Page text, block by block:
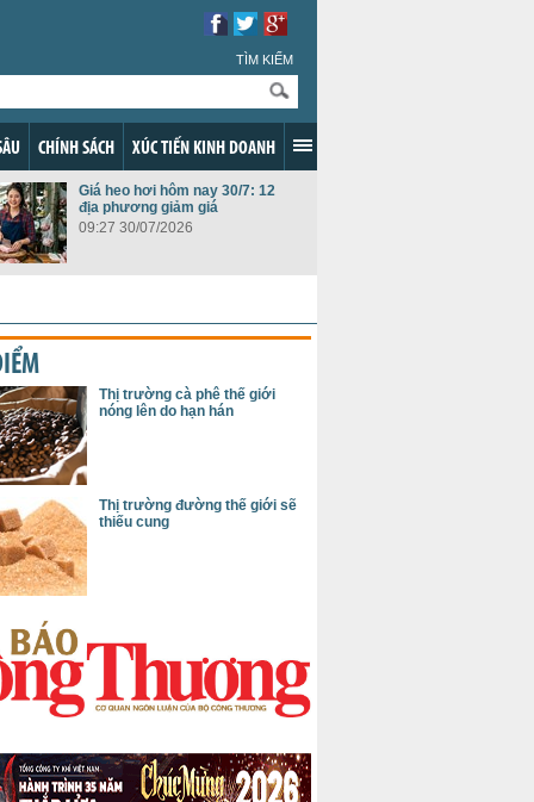
TÌM KIẾM
CHÍNH SÁCH XÚC TIẾN KINH DOANH
Giá heo hơi hôm nay 30/7: 12
địa phương giảm giá
09:27 30/07/2026
Thị trường cà phê thế giới
nóng lên do hạn hán
Thị trường đường thế giới sẽ
thiếu cung